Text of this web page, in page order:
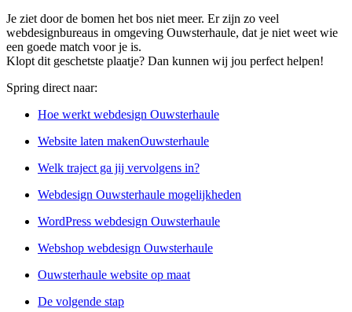
Je ziet door de bomen het bos niet meer. Er zijn zo veel
webdesignbureaus in omgeving Ouwsterhaule, dat je niet weet wie
een goede match voor je is.
Klopt dit geschetste plaatje? Dan kunnen wij jou perfect helpen!
Spring direct naar:
Hoe werkt webdesign Ouwsterhaule
Website laten makenOuwsterhaule
Welk traject ga jij vervolgens in?
Webdesign Ouwsterhaule mogelijkheden
WordPress webdesign Ouwsterhaule
Webshop webdesign Ouwsterhaule
Ouwsterhaule website op maat
De volgende stap